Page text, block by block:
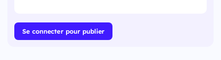
Se connecter pour publier